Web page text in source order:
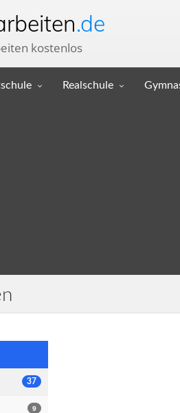
.de
kostenlos
Realschule
37
9